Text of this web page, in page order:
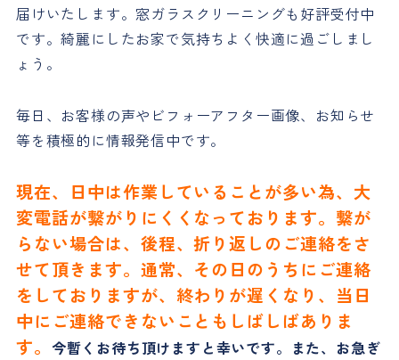
届けいたします。窓ガラスクリーニングも好評受付中
です。綺麗にしたお家で気持ちよく快適に過ごしまし
ょう。
毎日、お客様の声やビフォーアフター画像、お知らせ
等を積極的に情報発信中です。
現在、日中は作業していることが多い為、大
変電話が繋がりにくくなっております。繋が
らない場合は、後程、折り返しのご連絡をさ
せて頂きます。通常、その日のうちにご連絡
をしておりますが、終わりが遅くなり、当日
中にご連絡できないこともしばしばありま
す。 今暫くお待ち頂けますと幸いです。また、お急ぎ